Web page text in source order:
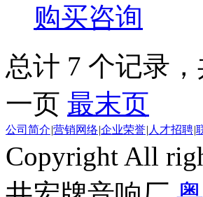
购买咨询
总计 7 个记录
一页 最末页
公司简介|营销网络|企业荣誉|人才招聘|
Copyright All